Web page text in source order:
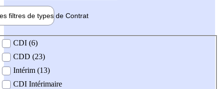
filtres de types de Contrat
contrat
CDI (6)
CDD (23)
Intérim (13)
CDI Intérimaire